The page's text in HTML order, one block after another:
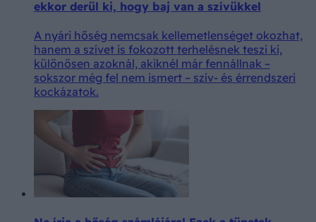
ekkor derül ki, hogy baj van a szívükkel
A nyári hőség nemcsak kellemetlenséget okozhat,
hanem a szívet is fokozott terhelésnek teszi ki,
különösen azoknál, akiknél már fennállnak –
sokszor még fel nem ismert – szív- és érrendszeri
kockázatok.